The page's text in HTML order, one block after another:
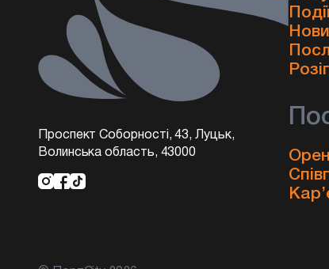
Проспект Соборності, 43, Луцьк,
Волинська область, 43000
Події